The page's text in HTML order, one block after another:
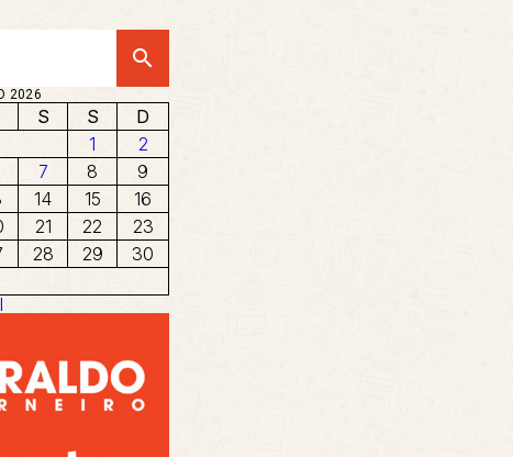
search
2026
S S
D
1
2
7 8
9
14 15
16
21 22
23
28 29
30